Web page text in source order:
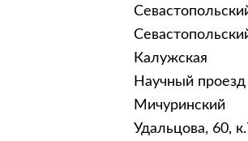
Калужская
Научный проезд
Мичуринский
Удальцова, 60,
УСЛУГИ
Техническое обслуживание